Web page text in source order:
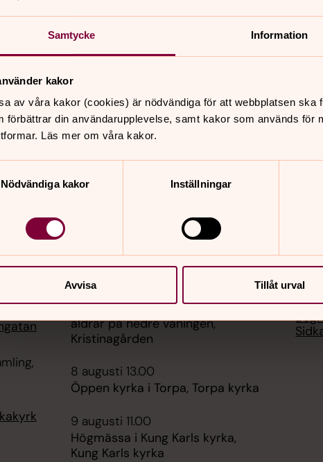
Samtycke Information
kakor
av våra kakor (cookies) är nödvändiga för att webbplatsen
förbättrar din användarupplevelse, samt kakor som används för
Läs mer om våra kakor.
Nödvändiga kakor
Inställningar
Avvisa Tillåt urval
på sidans innehåll?
Kalender
7 augusti 09.30
Café Kristinagården för alla
åldrar på nedre våningen,
Kristinagården
8 augusti 13.00
Öppen kyrka i Torpa, Torpa kyrka
9 augusti 11.00
Högmässa i Kung Karls kyrka,
Kung Karls kyrka